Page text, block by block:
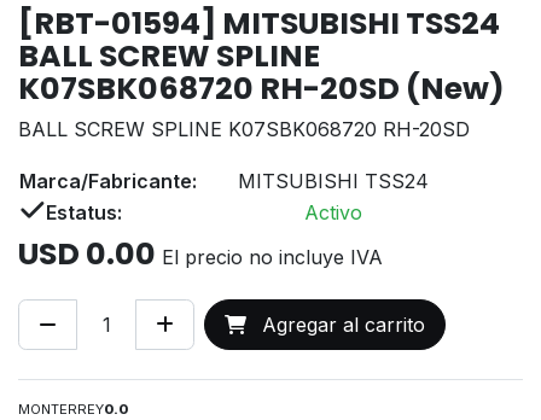
[RBT-01594] MITSUBISHI TSS24
BALL SCREW SPLINE
K07SBK068720 RH-20SD (New)
BALL SCREW SPLINE K07SBK068720 RH-20SD
Marca/Fabricante:
MITSUBISHI TSS24
Estatus:
Activo
USD 0.00 El precio no incluye IVA
Agregar al carrito
MONTERREY0.0